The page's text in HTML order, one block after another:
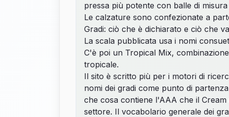
pressa più potente con balle di
Le calzature sono confezionate a
Gradi: ciò che è dichiarato e ciò che
La scala pubblicata usa i nomi
C'è poi un Tropical Mix,
tropicale.
Il sito è scritto più per i motori di
nomi dei gradi come punto di
che cosa contiene l'AAA che il
settore. Il vocabolario generale dei